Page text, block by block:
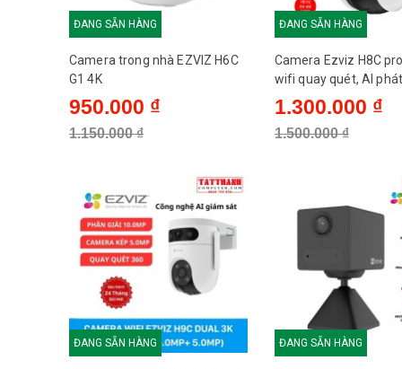
Giao thức giao diện
Lưu trữ
Nguồn điện
Băng thông của kênh
An ninh
ĐANG SẴN HÀNG
Camera trong nhà EZVIZ H6C
G1 4K
950.000 ₫
1.150.000 ₫
ĐANG SẴN HÀNG
Camera Ezviz H8C
wifi quay quét, AI
người xe cộ, còi và đèn
1.300.000 ₫
1.500.000 ₫
ĐANG SẴN HÀNG ĐANG SẴN HÀNG